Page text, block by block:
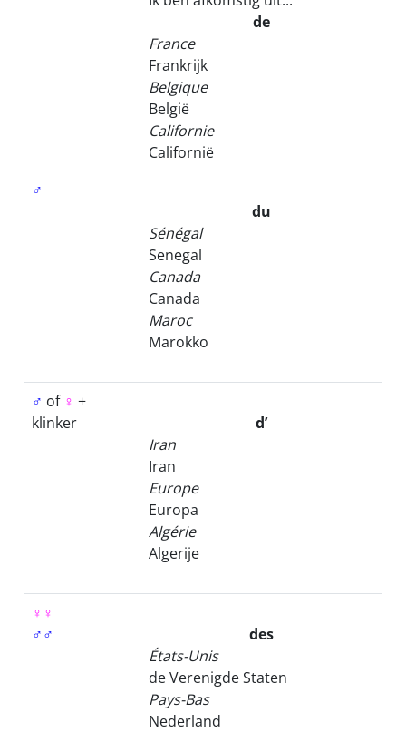
de
France
Frankrijk
Belgique
België
Californie
Californië
♂
du
Sénégal
Senegal
Canada
Canada
Maroc
Marokko
♂ of ♀ +
klinker
d’
Iran
Iran
Europe
Europa
Algérie
Algerije
♀♀
♂♂
des
États-Unis
de Verenigde Staten
Pays-Bas
Nederland